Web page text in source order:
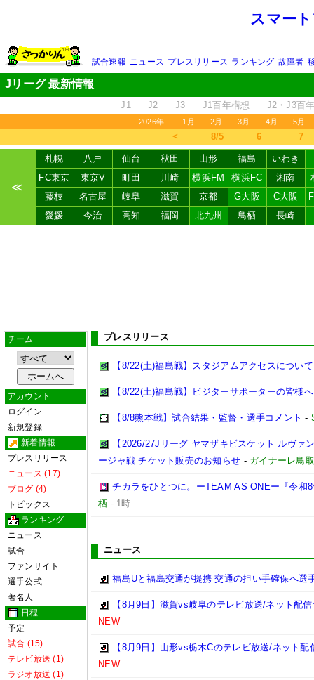
スマー
試合速報 ニュース プレスリリース ランキング 故障者
Jリーグ 最新情報
J1 J2 J3 J1百年構想 J2・J3百
2026年 1月 2月 3月 4月 5月
＜ 8/5 6 7
≪
札幌 八戸 仙台 秋田 山形 福島
いわき
FC東京
東京V 町田 川崎 横浜FM 横浜FC 湘南
藤枝
名古屋 岐阜 滋賀 京都 G大阪 C大阪
愛媛
今治 高知 福岡 北九州 鳥栖 長崎
チーム
アカウント
ログイン
新規登録
新着情報
プレスリリース
ニュース (17)
ブログ (4)
トピックス
ランキング
ニュース
試合
ファンサイト
選手公式
著名人
日程
予定
試合 (15)
テレビ放送 (1)
ラジオ放送 (1)
プレスリリース
【8/22(土)福島戦】スタジアムアクセスについて
【8/22(土)福島戦】ビジターサポーターの皆様へ
【8/8熊本戦】試合結果・監督・選手コメント -
【2026/27Jリーグ ヤマザキビスケット ルヴ
ージャ戦 チケット販売のお知らせ - ガイナーレ鳥取
チカラをひとつに。ーTEAM AS ONEー『令和
栖 - 1時
ニュース
福島Uと福島交通が提携 交通の担い手確保へ選
【8月9日】滋賀vs岐阜のテレビ放送/ネット配
NEW
【8月9日】山形vs栃木Cのテレビ放送/ネット
NEW